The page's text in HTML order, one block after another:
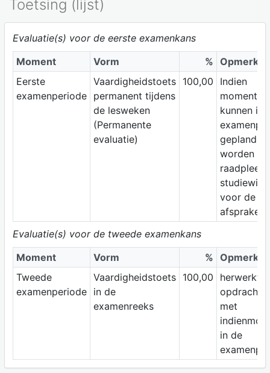
Toetsing (lijst)
Evaluatie(s) voor de eerste examenkans
Moment
Vorm %
Eerste
examenperiode
Vaardigheidstoets
permanent tijdens
de lesweken
(Permanente
evaluatie)
100,00
Indien
momenten
kunnen in
gepland
worden –
raadpleeg
voor de
afspraken.
Evaluatie(s) voor de tweede examenkans
Moment
Vorm %
Tweede
examenperiode
Vaardigheidstoets
in de
examenreeks
100,00
herwerkte
met
in de